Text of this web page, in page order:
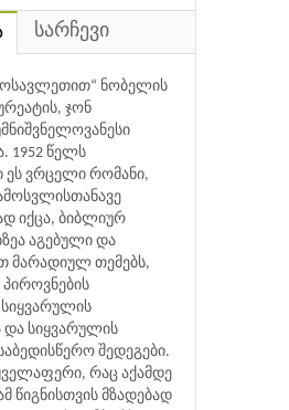
სარჩევი
ნობელის
ჯონ
1952 წელს
ეს ვრცელი რომანი,
იქცა, ბიბლიურ
აგებული და
მარადიულ თემებს,
და სიყვარულის
შედეგები.
რაც აქამდე
წიგნისთვის მზადებად